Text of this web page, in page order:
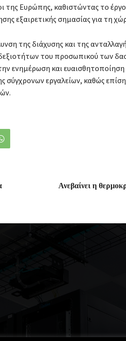
της Ευρώπης, καθιστώντας το
εξαιρετικής σημασίας για τη
της διάχυσης και της
του προσωπικού των
ενημέρωση και
εργαλείων, καθώς
Ανεβαίνει η